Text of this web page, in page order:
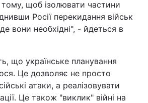
щоб ізолювати частини
Росії перекидання військ
вони необхідні", - йдеться в
що українське планування
Це дозволяє не просто
атаки, а реалізовувати
Це також "виклик" війні на